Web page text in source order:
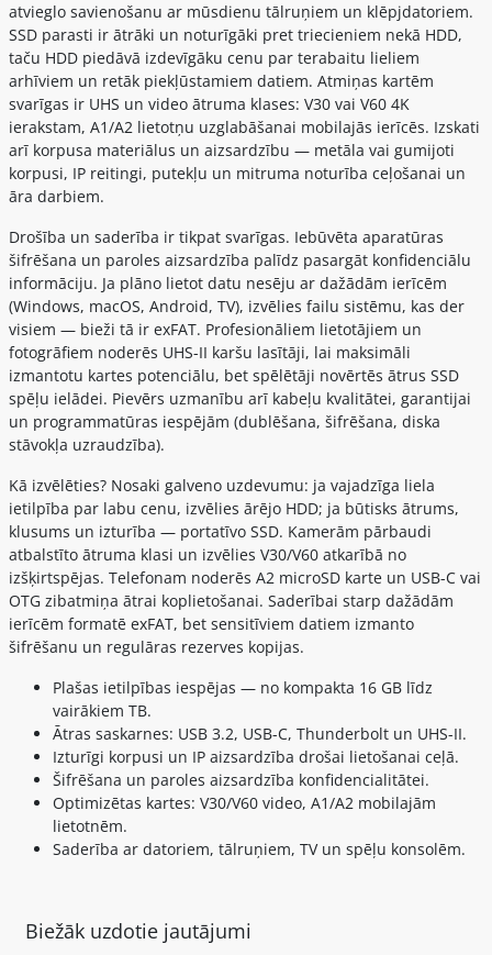
atvieglo savienošanu ar mūsdienu tālruņiem un klēpjdatoriem.
SSD parasti ir ātrāki un noturīgāki pret triecieniem nekā HDD,
taču HDD piedāvā izdevīgāku cenu par terabaitu lieliem
arhīviem un retāk piekļūstamiem datiem. Atmiņas kartēm
svarīgas ir UHS un video ātruma klases: V30 vai V60 4K
ierakstam, A1/A2 lietotņu uzglabāšanai mobilajās ierīcēs. Izskati
arī korpusa materiālus un aizsardzību — metāla vai gumijoti
korpusi, IP reitingi, putekļu un mitruma noturība ceļošanai un
āra darbiem.
Drošība un saderība ir tikpat svarīgas. Iebūvēta aparatūras
šifrēšana un paroles aizsardzība palīdz pasargāt konfidenciālu
informāciju. Ja plāno lietot datu nesēju ar dažādām ierīcēm
(Windows, macOS, Android, TV), izvēlies failu sistēmu, kas der
visiem — bieži tā ir exFAT. Profesionāliem lietotājiem un
fotogrāfiem noderēs UHS-II karšu lasītāji, lai maksimāli
izmantotu kartes potenciālu, bet spēlētāji novērtēs ātrus SSD
spēļu ielādei. Pievērs uzmanību arī kabeļu kvalitātei, garantijai
un programmatūras iespējām (dublēšana, šifrēšana, diska
stāvokļa uzraudzība).
Kā izvēlēties? Nosaki galveno uzdevumu: ja vajadzīga liela
ietilpība par labu cenu, izvēlies ārējo HDD; ja būtisks ātrums,
klusums un izturība — portatīvo SSD. Kamerām pārbaudi
atbalstīto ātruma klasi un izvēlies V30/V60 atkarībā no
izšķirtspējas. Telefonam noderēs A2 microSD karte un USB-C vai
OTG zibatmiņa ātrai koplietošanai. Saderībai starp dažādām
ierīcēm formatē exFAT, bet sensitīviem datiem izmanto
šifrēšanu un regulāras rezerves kopijas.
Plašas ietilpības iespējas — no kompakta 16 GB līdz
vairākiem TB.
Ātras saskarnes: USB 3.2, USB-C, Thunderbolt un UHS-II.
Izturīgi korpusi un IP aizsardzība drošai lietošanai ceļā.
Šifrēšana un paroles aizsardzība konfidencialitātei.
Optimizētas kartes: V30/V60 video, A1/A2 mobilajām
lietotnēm.
Saderība ar datoriem, tālruņiem, TV un spēļu konsolēm.
Biežāk uzdotie jautājumi